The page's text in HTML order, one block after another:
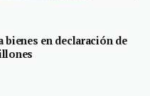
en declaración de